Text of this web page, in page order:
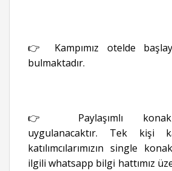
👉 Kampımız otelde
bulmaktadır.
👉 Paylaşımlı
uygulanacaktır. Tek kişi
katılımcılarımızın single
ilgili whatsapp bilgi hattımız